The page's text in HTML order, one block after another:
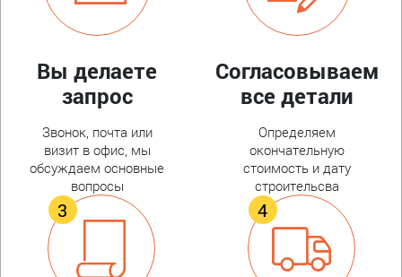
Вы делаете
запрос
Звонок, почта или
визит в офис, мы
обсуждаем основные
вопросы
Согласовываем
все детали
Определяем
окончательную
стоимость и дату
строительсва